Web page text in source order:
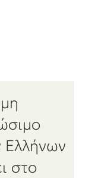
στο